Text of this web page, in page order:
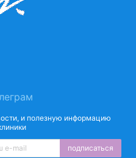
и полезную информацию
подписаться